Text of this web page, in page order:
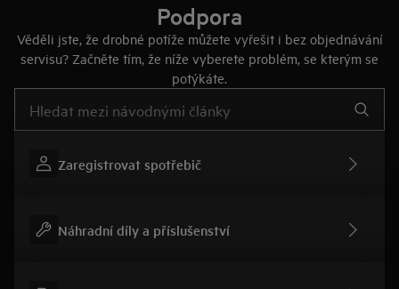
Podpora
Věděli jste, že drobné potíže můžete vyřešit i bez objednávání
servisu? Začněte tím, že níže vyberete problém, se kterým se
potýkáte.
Zaregistrovat spotřebič
Náhradní díly a příslušenství